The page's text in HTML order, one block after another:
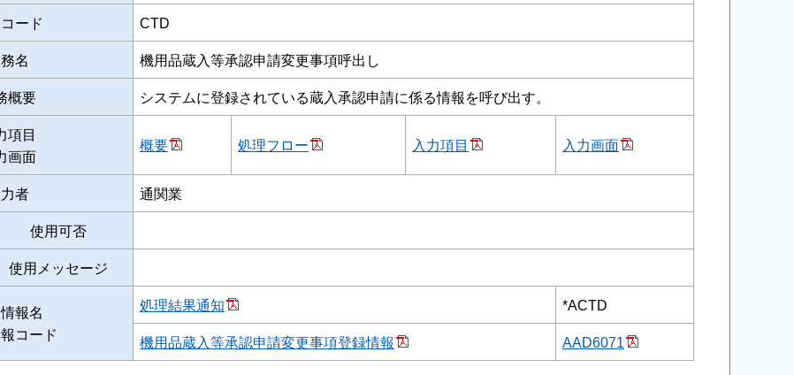
ード
CTD
名
機用品蔵入等承認申請変更事項呼出し
概要
システムに登録されている蔵入承認申請に係る情報を呼び出す。
項目
画面
概要 処理フロー 入力項目 入力画面
者 通関業
使用可否
使用メッセージ
報名
コード
処理結果通知
*ACTD
機用品蔵入等承認申請変更事項登録情報
AAD6071